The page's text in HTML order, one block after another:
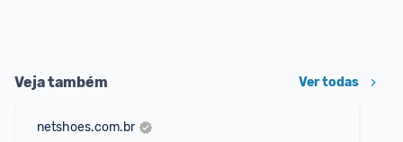
Veja também Ver todas
netshoes.com.br